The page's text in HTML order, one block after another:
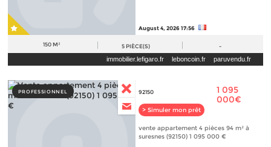
August 4, 2026 17:56
150 M² 5 PIÈCE(S) -
immobilier.lefigaro.fr leboncoin.fr
paruvendu.fr
PROFESSIONNEL 92150
> Simuler mon prêt
1 095
000€
vente appartement 4 pièces 94 m² à
suresnes (92150) 1 095 000 €